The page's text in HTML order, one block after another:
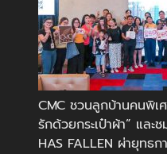
CMC ชวนลูกบ้านคนพิเ
รักด้วยกระเป๋าผ้า” และ
HAS FALLEN ผ่ายุทธ